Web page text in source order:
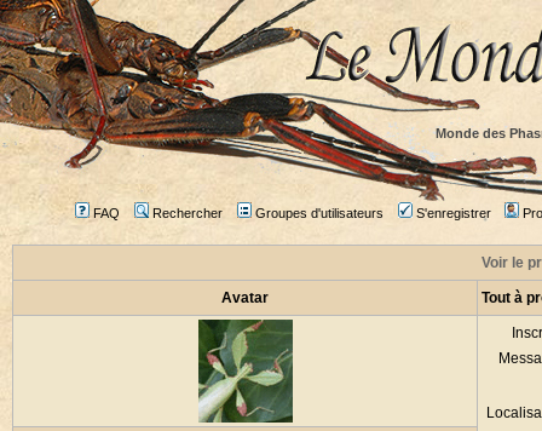
Monde des
FAQ Rechercher Groupes d'utilisateurs S'enregistrer
Voir le
Avatar Tout à